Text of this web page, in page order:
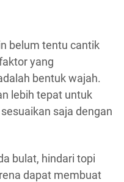
belum tentu cantik
yang
bentuk wajah.
lebih tepat untuk
saja dengan
bulat, hindari topi
dapat membuat